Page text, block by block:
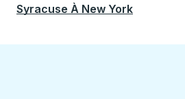
Syracuse À New York